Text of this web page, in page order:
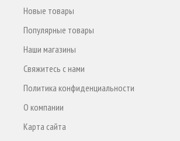
Новые товары
Популярные товары
Наши магазины
Свяжитесь с нами
Политика конфиденциальности
О компании
Карта сайта